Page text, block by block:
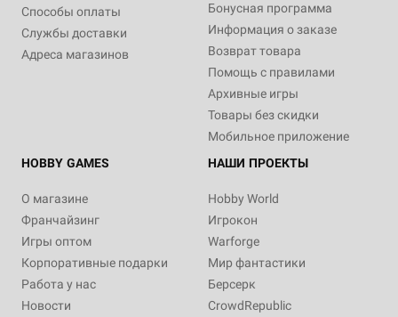
Способы оплаты
Службы доставки
Адреса магазинов
Бонусная программа
Информация о заказе
Возврат товара
Помощь с правилами
Архивные игры
Товары без скидки
Мобильное приложение
HOBBY GAMES
О магазине
Франчайзинг
Игры оптом
Корпоративные подарки
Работа у нас
Новости
НАШИ ПРОЕКТЫ
Hobby World
Игрокон
Warforge
Мир фантастики
Берсерк
CrowdRepublic